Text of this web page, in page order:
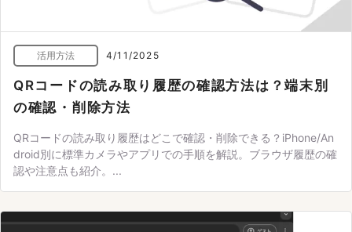
活用方法 4/11/2025
QRコードの読み取り履歴の確認方法は？端末別
の確認・削除方法
QRコードの読み取り履歴はどこで確認・削除できる？iPhone/An
droid別に標準カメラやアプリでの手順を解説。ブラウザ履歴の確
認や注意点も紹介。...